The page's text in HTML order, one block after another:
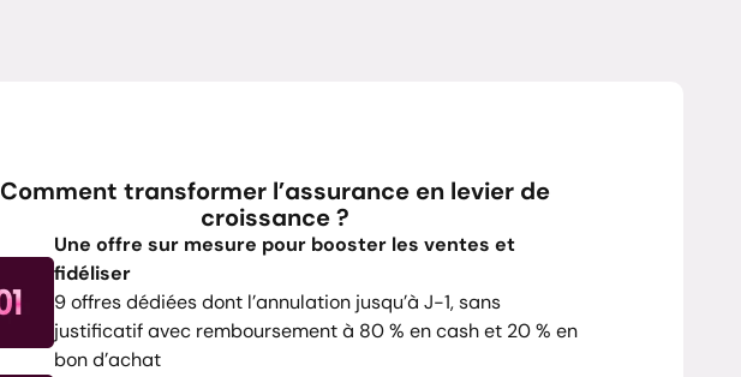
Comment transformer l’assurance en levier de
croissance ?
Une offre sur mesure pour booster les ventes et
fidéliser
9 offres dédiées dont l’annulation jusqu’à J-1, sans
justificatif avec remboursement à 80 % en cash et 20 % en
bon d’achat